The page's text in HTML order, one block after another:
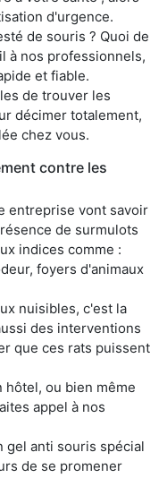
d'urgence.
de souris ? Quoi de
à nos professionnels,
et fiable.
de trouver les
décimer totalement,
chez vous.
contre les
entreprise vont savoir
de surmulots
indices comme :
foyers d'animaux
nuisibles, c'est la
des interventions
que ces rats puissent
hôtel, ou bien même
appel à nos
gel anti souris spécial
de se promener